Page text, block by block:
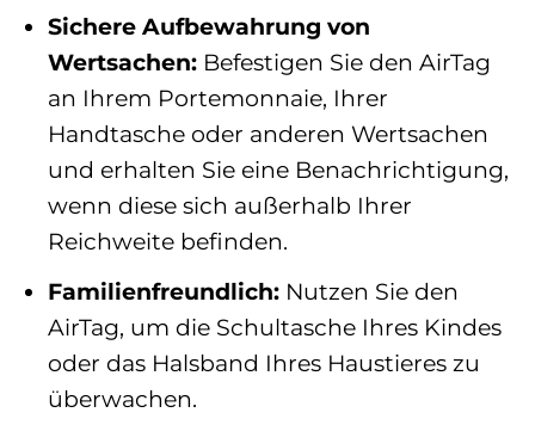
Sichere Aufbewahrung von
Wertsachen: Befestigen Sie den AirTag
an Ihrem Portemonnaie, Ihrer
Handtasche oder anderen Wertsachen
und erhalten Sie eine Benachrichtigung,
wenn diese sich außerhalb Ihrer
Reichweite befinden.
Familienfreundlich: Nutzen Sie den
AirTag, um die Schultasche Ihres Kindes
oder das Halsband Ihres Haustieres zu
überwachen.